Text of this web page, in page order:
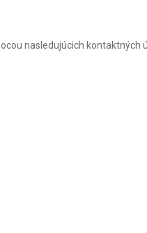
nasledujúcich kontaktných